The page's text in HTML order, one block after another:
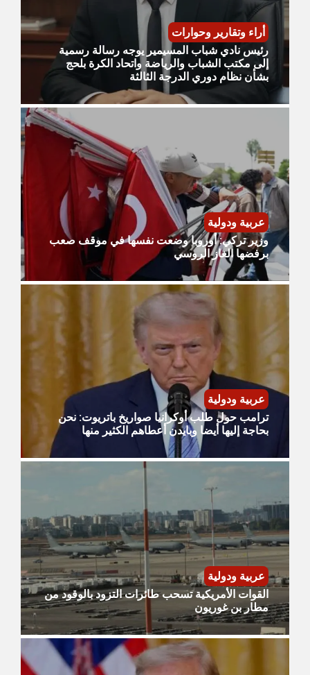
أراء وتقارير وحوارات
رئيس نادي شباب المسيمير يوجه رسالة رسمية
إلى مكتب الشباب والرياضة واتحاد الكرة بلحج
بشأن نظام دوري الدرجة الثالثة
عربية ودولية
وزير تركي: أوروبا وضعت نفسها في موقف صعب
برفضها الغاز الروسي
عربية ودولية
ترامب حول طلب أوكرانيا صواريخ باتريوت: نحن
بحاجة إليها أيضا وبايدن أعطاهم الكثير منها
عربية ودولية
القوات الأمريكية تسحب طائرات التزود بالوقود من
مطار بن غوريون